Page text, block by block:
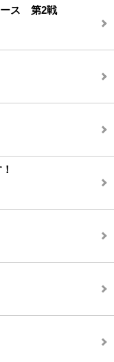
ース 第2戦